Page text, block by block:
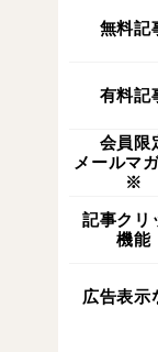
無料記
有料記
会員限
メールマ
※
記事クリ
機能
広告表示